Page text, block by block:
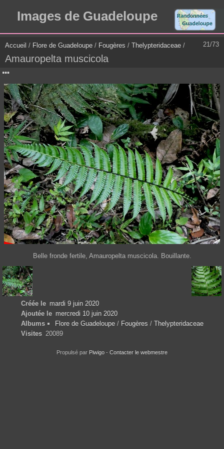
Images de Guadeloupe
21/73
Accueil / Flore de Guadeloupe / Fougères / Thelypteridaceae /
Amauropelta muscicola
Belle fronde fertile, Amauropelta muscicola. Bouillante.
Créée le mardi 9 juin 2020
Ajoutée le mercredi 10 juin 2020
Albums
Flore de Guadeloupe/ Fougères / Thelypteridaceae
Visites 20089
Propulsé par Piwigo - Contacter le webmestre